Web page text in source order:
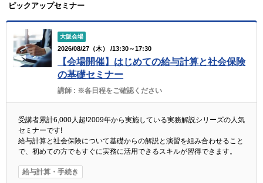
ピックアップセミナー
大阪会場
2026/08/27（木） /13:30～17:30
【会場開催】はじめての給与計算と社会保険
の基礎セミナー
講師 : ※各日程をご確認ください
受講者累計6,000人超!2009年から実施している実務解説シリーズの人気
セミナーです!
給与計算と社会保険について基礎からの解説と演習を組み合わせること
で、初めての方でもすぐに実務に活用できるスキルが習得できます。
給与計算・手続き